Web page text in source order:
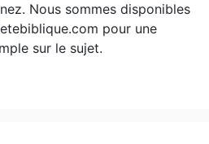
Nous sommes disponibles
pour une
sur le sujet.